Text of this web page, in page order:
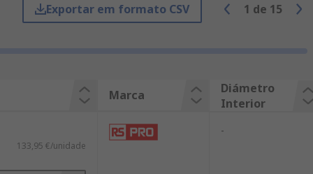
Exportar em formato CSV 1 de 15
Marca
Diámetro
Interior
133,95 €/unidade
-